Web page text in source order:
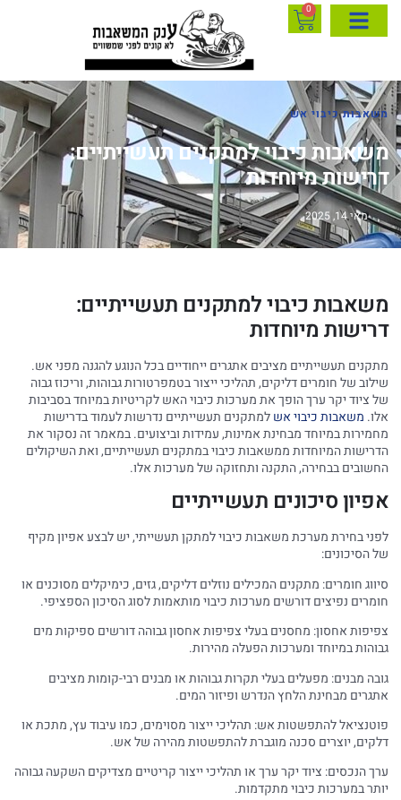
0
משאבות כיבוי אש
משאבות כיבוי למתקנים תעשייתיים:
דרישות מיוחדות
מאי 14, 2025
משאבות כיבוי למתקנים תעשייתיים:
דרישות מיוחדות
מתקנים תעשייתיים מציבים אתגרים ייחודיים בכל הנוגע להגנה מפני אש.
שילוב של חומרים דליקים, תהליכי ייצור בטמפרטורות גבוהות, וריכוז גבוה
של ציוד יקר ערך הופך את מערכות כיבוי האש לקריטיות במיוחד בסביבות
אלו. משאבות כיבוי אשלמתקנים תעשייתיים נדרשות לעמוד בדרישות
מחמירות במיוחד מבחינת אמינות, עמידות וביצועים. במאמר זה נסקור את
הדרישות המיוחדות ממשאבות כיבוי במתקנים תעשייתיים, ואת השיקולים
החשובים בבחירה, התקנה ותחזוקה של מערכות אלו.
אפיון סיכונים תעשייתיים
לפני בחירת מערכת משאבות כיבוי למתקן תעשייתי, יש לבצע אפיון מקיף
של הסיכונים:
סיווג חומרים: מתקנים המכילים נוזלים דליקים, גזים, כימיקלים מסוכנים או
חומרים נפיצים דורשים מערכות כיבוי מותאמות לסוג הסיכון הספציפי.
צפיפות אחסון: מחסנים בעלי צפיפות אחסון גבוהה דורשים ספיקות מים
גבוהות במיוחד ומערכות הפעלה מהירות.
גובה מבנים: מפעלים בעלי תקרות גבוהות או מבנים רבי-קומות מציבים
אתגרים מבחינת הלחץ הנדרש ופיזור המים.
פוטנציאל להתפשטות אש: תהליכי ייצור מסוימים, כמו עיבוד עץ, מתכת או
דלקים, יוצרים סכנה מוגברת להתפשטות מהירה של אש.
ערך הנכסים: ציוד יקר ערך או תהליכי ייצור קריטיים מצדיקים השקעה גבוהה
יותר במערכות כיבוי מתקדמות.